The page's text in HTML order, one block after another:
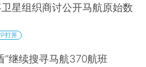
星组织商讨公开马航原始数
打开
”继续搜寻马航370航班